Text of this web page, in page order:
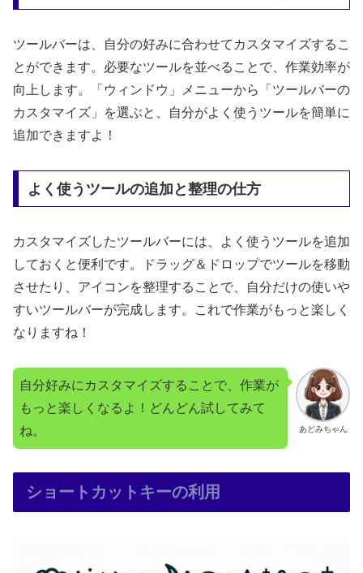
ツールバーは、自分の好みに合わせてカスタマイズするこ
とができます。必要なツールを並べることで、作業効率が
向上します。「ウィンドウ」メニューから「ツールバーの
カスタマイズ」を選ぶと、自分がよく使うツールを簡単に
追加できますよ！
よく使うツールの追加と整理の仕方
カスタマイズしたツールバーには、よく使うツールを追加
しておくと便利です。ドラッグ＆ドロップでツールを移動
させたり、アイコンを整理することで、自分だけの使いや
すいツールバーが完成します。これで作業がもっと楽しく
なりますね！
あどみちゃん
自分好みにカスタマイズすることで、作業が
もっと楽しくなるよ！どんどん試してみて
ね。
ショートカットキーの利用